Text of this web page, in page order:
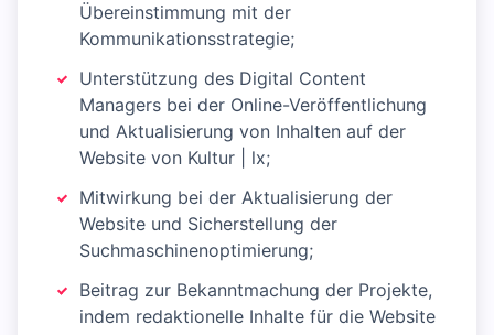
Übereinstimmung mit der
Kommunikationsstrategie;
Unterstützung des Digital Content
Managers bei der Online-Veröffentlichung
und Aktualisierung von Inhalten auf der
Website von Kultur | lx;
Mitwirkung bei der Aktualisierung der
Website und Sicherstellung der
Suchmaschinenoptimierung;
Beitrag zur Bekanntmachung der Projekte,
indem redaktionelle Inhalte für die Website